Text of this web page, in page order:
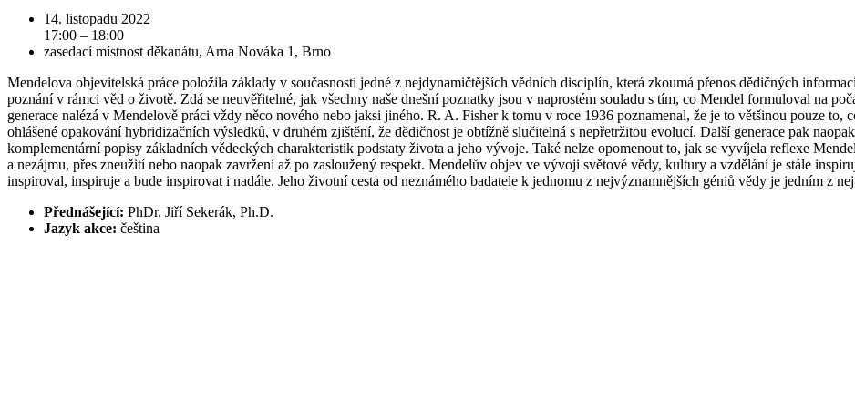
14. listopadu 2022
17:00 – 18:00
zasedací místnost děkanátu, Arna Nováka 1, Brno
Mendelova objevitelská práce položila základy v současnosti jedné z nejdynamičtějších vědních disciplín, která zkoumá přenos dědičných
poznání v rámci věd o životě. Zdá se neuvěřitelné, jak všechny naše dnešní poznatky jsou v naprostém souladu s tím, co Mendel formuloval na
generace nalézá v Mendelově práci vždy něco nového nebo jaksi jiného. R. A. Fisherk tomu v roce 1936 poznamenal, že je to většinou pouze to,
ohlášené opakování hybridizačních výsledků, v druhém zjištění, že dědičnost je obtížně slučitelná s nepřetržitou evolucí. Další generace pak
komplementární popisy základních vědeckých charakteristik podstaty života a jeho vývoje. Také nelze opomenout to, jak se vyvíjela reflexe
a nezájmu, přes zneužití nebo naopak zavržení až po zasloužený respekt. Mendelův objev ve vývoji světové vědy, kultury a vzdělání je stále
inspiroval, inspiruje a bude inspirovat i nadále. Jeho životní cesta od neznámého badatele k jednomu z nejvýznamnějších géniů vědy je jedním z
Přednášející: PhDr. Jiří Sekerák, Ph.D.
Jazyk akce: čeština